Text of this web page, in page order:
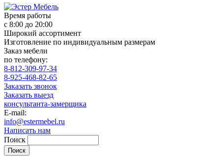
Время работы
с 8:00 до 20:00
Широкий ассортимент
Изготовление по индивидуальным размерам
Заказ мебели
по телефону:
8-812-309-97-34
8-925-468-82-65
Заказать звонок
Заказать выезд
консультанта-замерщика
E-mail:
info@estermebel.ru
Написать нам
Поиск